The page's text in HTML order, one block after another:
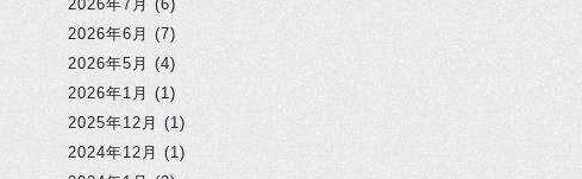
2026年7月 (6)
2026年6月 (7)
2026年5月 (4)
2026年1月 (1)
2025年12月 (1)
2024年12月 (1)